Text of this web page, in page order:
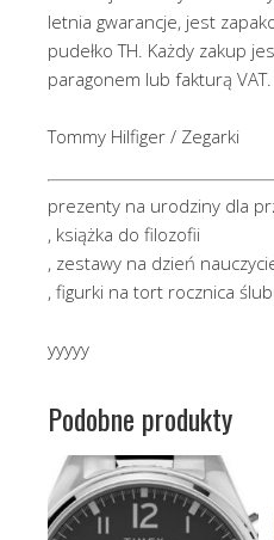
letnia gwarancje, jest
pudełko TH. Każdy zakup
paragonem lub fakturą VAT.
Tommy Hilfiger / Zegarki
prezenty na urodziny dla
, książka do filozofii
, zestawy na dzień
, figurki na tort rocznica
yyyyy
Podobne produkty